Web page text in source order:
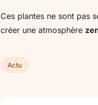
Ces plantes ne sont pas
créer une atmosphère
Actu